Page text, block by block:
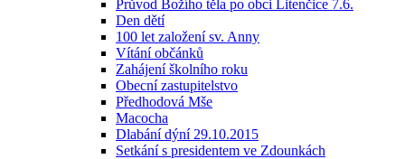
Průvod Božího těla po obci Litenčice 7.6.
Den dětí
100 let založení sv. Anny
Vítání občánků
Zahájení školního roku
Obecní zastupitelstvo
Předhodová Mše
Macocha
Dlabání dýní 29.10.2015
Setkání s presidentem ve Zdounkách